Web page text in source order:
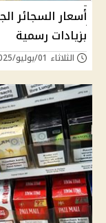
بزيادات رسمية
الثلاثاء 01/يوليو/2025 - 09:10 م